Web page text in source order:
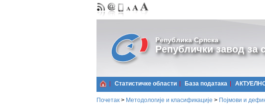
Република Српска
Републички завод за
Статистичке области Базa података
Почетак > Методологије и класификације > Појмови и